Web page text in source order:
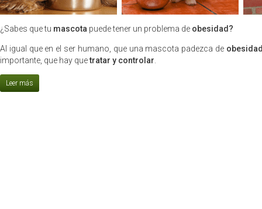
¿Sabes que tu mascota puede tener un problema de obesidad?
Al igual que en el ser humano, que una mascota padezca de
importante, que hay quetratar y controlar.